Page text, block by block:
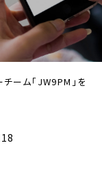
ーム「JW9PM」を氷